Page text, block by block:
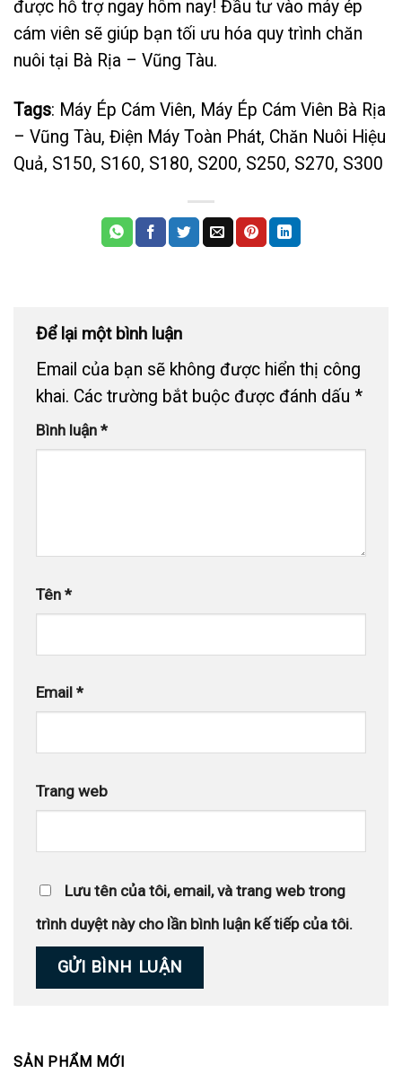
được hỗ trợ ngay hôm nay! Đầu tư vào máy ép
cám viên sẽ giúp bạn tối ưu hóa quy trình chăn
nuôi tại Bà Rịa – Vũng Tàu.
Tags: Máy Ép Cám Viên, Máy Ép Cám Viên Bà Rịa
– Vũng Tàu, Điện Máy Toàn Phát, Chăn Nuôi Hiệu
Quả, S150, S160, S180, S200, S250, S270, S300
Để lại một bình luận
Email của bạn sẽ không được hiển thị công
khai. Các trường bắt buộc được đánh dấu *
Bình luận *
Tên *
Email *
Trang web
Lưu tên của tôi, email, và trang web trong
trình duyệt này cho lần bình luận kế tiếp của tôi.
SẢN PHẨM MỚI